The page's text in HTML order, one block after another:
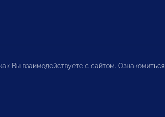
Вы взаимодействуете с сайтом. Ознакомиться